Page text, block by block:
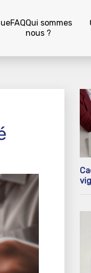
FAQQui sommes
nous ?